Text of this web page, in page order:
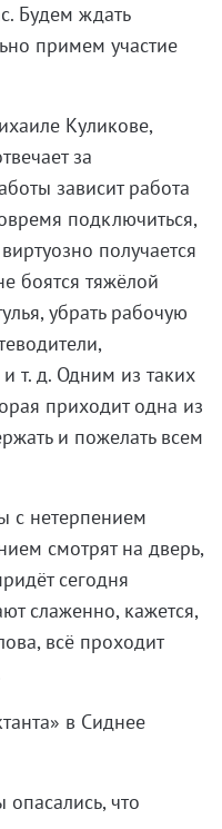
Будем ждать
примем участие
Куликове,
за
зависит работа
подключиться,
получается
боятся тяжёлой
убрать рабочую
и т. д. Одним из таких
приходит одна из
и пожелать всем
с нетерпением
смотрят на дверь,
сегодня
слаженно, кажется,
всё проходит
в Сиднее
что